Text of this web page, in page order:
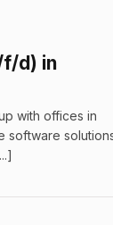
f/d) in
with offices in
software